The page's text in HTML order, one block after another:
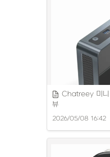
여캠 세팅에 적합한 제
Chatreey 미니
뷰
2026/05/08 16:42